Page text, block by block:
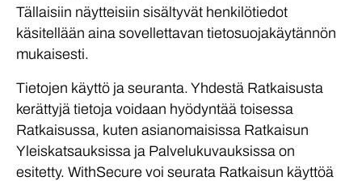
Tällaisiin näytteisiin sisältyvät henkilötiedot
käsitellään aina sovellettavan tietosuojakäytännön
mukaisesti.
Tietojen käyttö ja seuranta. Yhdestä Ratkaisusta
kerättyjä tietoja voidaan hyödyntää toisessa
Ratkaisussa, kuten asianomaisissa Ratkaisun
Yleiskatsauksissa ja Palvelukuvauksissa on
esitetty. WithSecure voi seurata Ratkaisun käyttöä